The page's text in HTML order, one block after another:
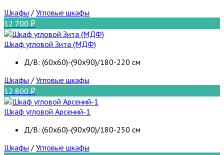
Шкафы / Угловые шкафы
12 700
Шкаф угловой Зита (МДФ)
Д/В: (60х60)-(90х90)/180-220 см
Шкафы / Угловые шкафы
12 800
Шкаф угловой Арсений-1
Д/В: (60х60)-(90х90)/180-250 см
Шкафы / Угловые шкафы